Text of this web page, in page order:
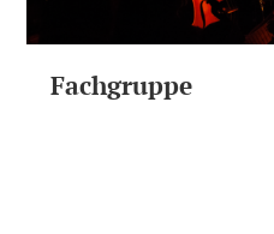
Fachgruppe